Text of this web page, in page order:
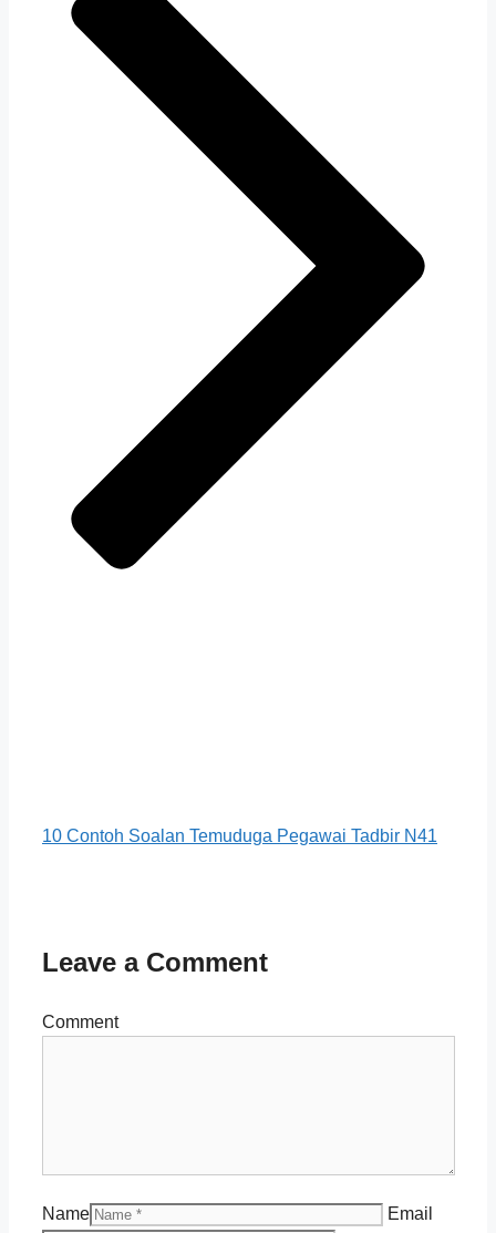
10 Contoh Soalan Temuduga Pegawai Tadbir N41
Leave a Comment
Comment
Name
Email